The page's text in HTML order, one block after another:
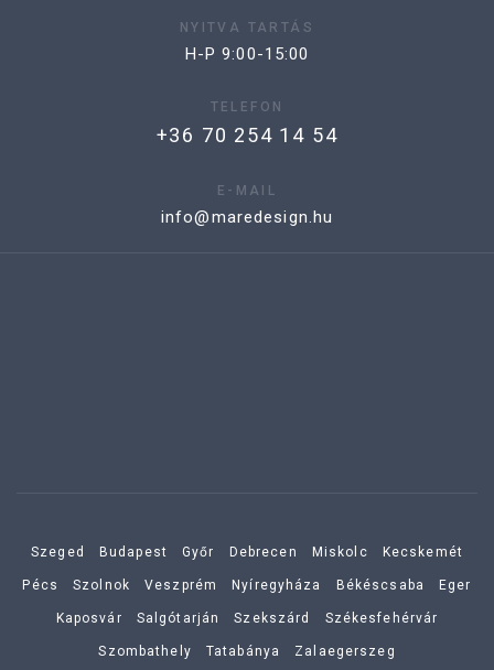
NYITVA TARTÁS
H-P 9:00-15:00
TELEFON
+36 70 254 14 54
E-MAIL
info@maredesign.hu
Szeged Budapest Győr Debrecen Miskolc Kecskemét
Pécs Szolnok Veszprém Nyíregyháza Békéscsaba Eger
Kaposvár Salgótarján Szekszárd Székesfehérvár
Szombathely Tatabánya Zalaegerszeg